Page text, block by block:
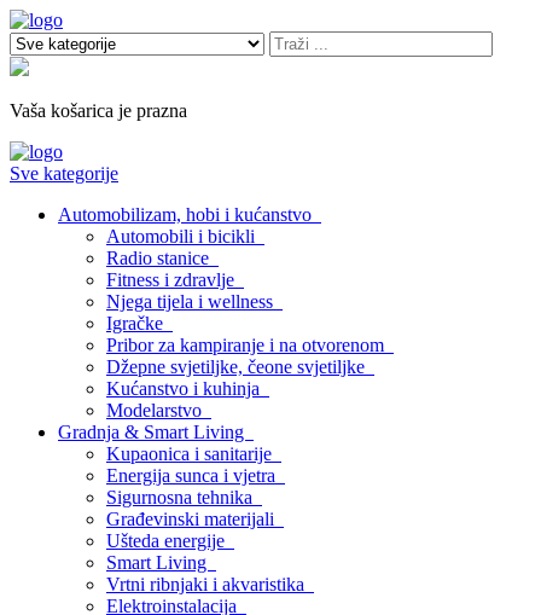
Vaša košarica je prazna
Sve kategorije
Automobilizam, hobi i kućanstvo
Automobili i bicikli
Radio stanice
Fitness i zdravlje
Njega tijela i wellness
Igračke
Pribor za kampiranje i na otvorenom
Džepne svjetiljke, čeone svjetiljke
Kućanstvo i kuhinja
Modelarstvo
Gradnja & Smart Living
Kupaonica i sanitarije
Energija sunca i vjetra
Sigurnosna tehnika
Građevinski materijali
Ušteda energije
Smart Living
Vrtni ribnjaki i akvaristika
Elektroinstalacija